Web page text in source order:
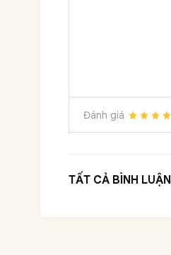
Đánh giá
TẤT CẢ BÌNH LUẬN